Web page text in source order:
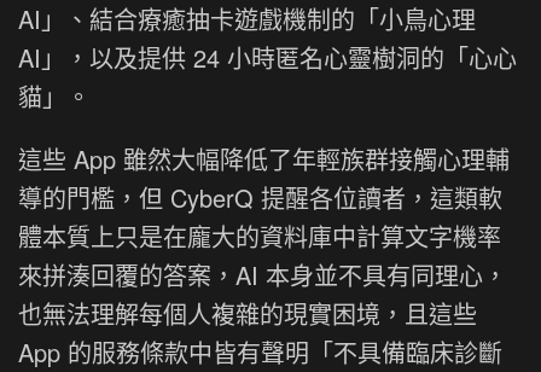
AI」、結合療癒抽卡遊戲機制的「小鳥心理
AI」，以及提供 24 小時匿名心靈樹洞的「心心
貓」。
這些 App 雖然大幅降低了年輕族群接觸心理輔
導的門檻，但 CyberQ 提醒各位讀者，這類軟
體本質上只是在龐大的資料庫中計算文字機率
來拼湊回覆的答案，AI 本身並不具有同理心，
也無法理解每個人複雜的現實困境，且這些
App 的服務條款中皆有聲明「不具備臨床診斷